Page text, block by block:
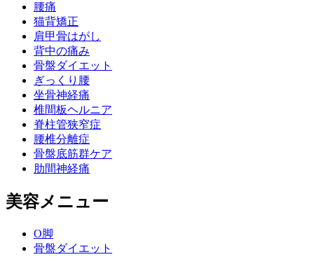
腰痛
猫背矯正
肩甲骨はがし
背中の痛み
骨盤ダイエット
ぎっくり腰
坐骨神経痛
椎間板ヘルニア
脊柱管狭窄症
腰椎分離症
骨盤底筋群ケア
肋間神経痛
美容メニュー
O脚
骨盤ダイエット